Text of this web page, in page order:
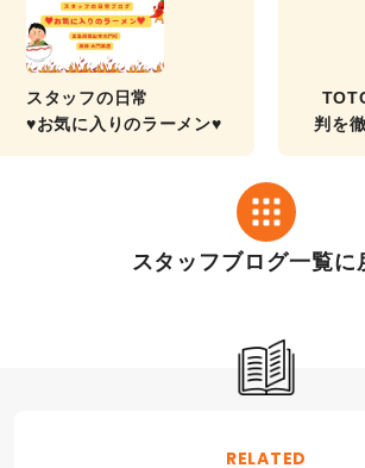
スタッフの日常
♥お気に入りのラーメン♥
スタッフブログ一覧に
判を
RELATED